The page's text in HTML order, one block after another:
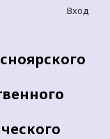
Вход